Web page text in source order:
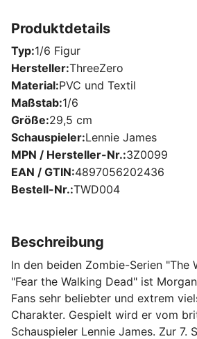
Produktdetails
Typ 1/6 Figur
Hersteller ThreeZero
Material PVC und Textil
Maßstab 1/6
Größe 29,5 cm
Schauspieler Lennie James
MPN / Hersteller-Nr. 3Z0099
EAN / GTIN 4897056202436
Bestell-Nr. TWD004
Beschreibung
In den beiden Zombie-Serien "The
"Fear the Walking Dead" ist
Fans sehr beliebter und extrem
Charakter. Gespielt wird er vom
Schauspieler Lennie James. Zur 7.